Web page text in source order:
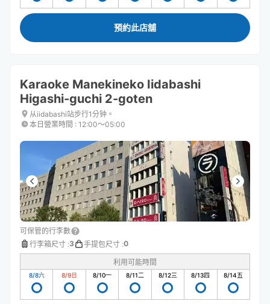
預約此店舖
Karaoke Manekineko Iidabashi
Higashi-guchi 2-goten
从iidabashi站步行1分钟。
本日營業時間 : 12:00〜05:00
可保管的行李數
行李箱尺寸 :3 手提包尺寸 :0
利用可能時間
8/8六 8/9日 8/10一 8/11二 8/12三 8/13四 8/14五